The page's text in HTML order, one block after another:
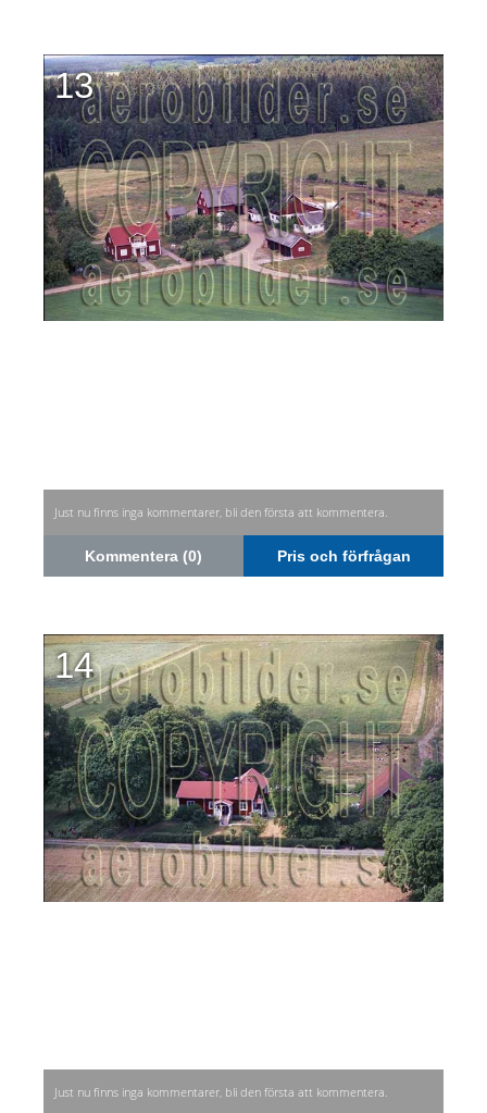
13
Just nu finns inga kommentarer, bli den första att kommentera.
Kommentera (0) Pris och förfrågan
14
Just nu finns inga kommentarer, bli den första att kommentera.